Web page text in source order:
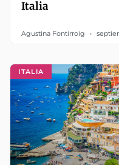
Italia
Agustina Fontirroig
ITALIA